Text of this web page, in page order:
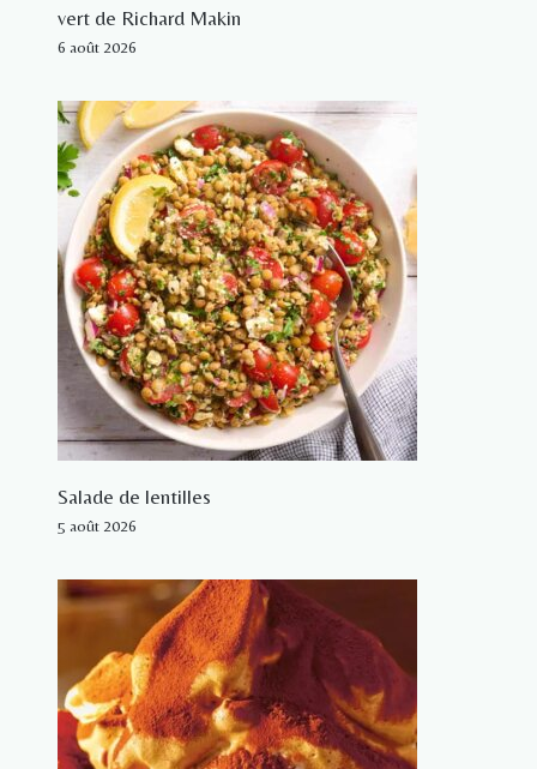
vert de Richard Makin
6 août 2026
Salade de lentilles
5 août 2026